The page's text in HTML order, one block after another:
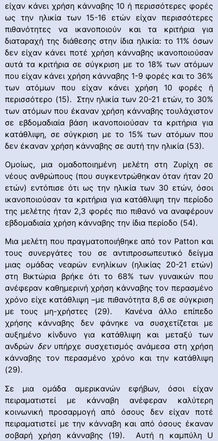
είχαν κάνει χρήση κάνναβης 10 ή περισσότερες φορές
ως την ηλικία των 15-16 ετών είχαν περισσότερες
πιθανότητες να ικανοποιούν και τα κριτήρια για
διαταραχή της διάθεσης στην ίδια ηλικία: το 11% όσων
δεν είχαν κάνει ποτέ χρήση κάνναβης ικανοποιούσαν
αυτά τα κριτήρια σε σύγκριση με το 18% των ατόμων
που είχαν κάνει χρήση κάνναβης 1-9 φορές και το 36%
των ατόμων που είχαν κάνει χρήση 10 φορές ή
περισσότερο (15). Στην ηλικία των 20-21 ετών, το 30%
των ατόμων που έκαναν χρήση κάνναβης τουλάχιστον
σε εβδομαδιαία βάση ικανοποιούσαν τα κριτήρια για
κατάθλιψη, σε σύγκριση με το 15% των ατόμων που
δεν έκαναν χρήση κάνναβης σε αυτή την ηλικία (53).
Ομοίως, μια ομαδοποιημένη μελέτη στη Ζυρίχη σε
νέους ανθρώπους (που συγκεντρώθηκαν όταν ήταν 20
ετών) εντόπισε ότι ως την ηλικία των 30 ετών, όσοι
ικανοποιούσαν τα κριτήρια για κατάθλιψη την περίοδο
της μελέτης ήταν 2,3 φορές πιο πιθανό να αναφέρουν
εβδομαδιαία χρήση κάνναβης την ίδια περίοδο (54).
Μια μελέτη που πραγματοποιήθηκε από τον Patton και
τους συνεργάτες του σε αντιπροσωπευτικό δείγμα
μιας ομάδας νεαρών ενηλίκων (ηλικίας 20-21 ετών)
στη Βικτώρια βρήκε ότι το 68% των γυναικών που
ανέφεραν καθημερινή χρήση κάνναβης τον περασμένο
χρόνο είχε κατάθλιψη –με πιθανότητα 8,6 σε σύγκριση
με τους μη-χρήστες (29). Κανένα άλλο επίπεδο
χρήσης κάνναβης δεν φάνηκε να συσχετίζεται με
αυξημένο κίνδυνο για κατάθλιψη και μεταξύ των
ανδρών δενυπήρχε συσχετισμός ανάμεσα στη χρήση
κάνναβης τον περασμένο χρόνο και την κατάθλιψη
(29).
Σε μια ομάδα αμερικανών εφήβων, όσοι είχαν
πειραματιστεί με κάνναβη ανέφεραν καλύτερη
κοινωνική προσαρμογή από όσους δεν είχαν ποτέ
πειραματιστεί με την κάνναβη και από όσους έκαναν
σοβαρή χρήση κάνναβης (19). Αυτή η καμπύλη U